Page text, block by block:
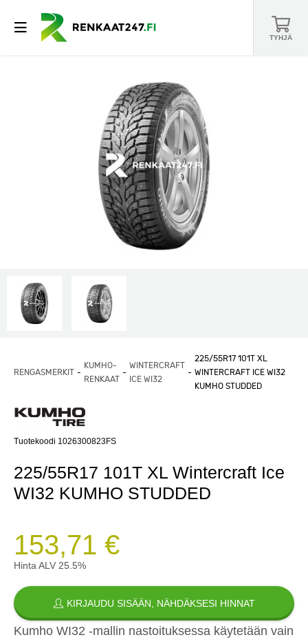
TYHJÄ
RENGASMERKIT
KUMHO-
RENKAAT
WINTERCRAFT
ICE WI32
225/55R17 101T XL
WINTERCRAFT ICE WI32
KUMHO STUDDED
Tuotekoodi 1026300823FS
225/55R17 101T XL Wintercraft Ice
WI32 KUMHO STUDDED
153,71 €
Hinta ALV 25.5%
KIRJAUDU SISÄÄN, NÄHDÄKSESI HINNAT
Kumho WI32 -mallin nastoituksessa käytetään vain